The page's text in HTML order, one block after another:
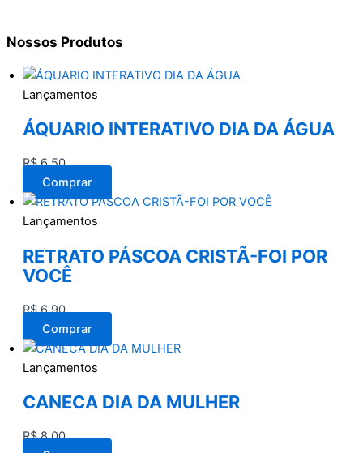
Nossos Produtos
Lançamentos
ÁQUARIO INTERATIVO DIA DA ÁGUA
R$6,50
Comprar
Lançamentos
RETRATO PÁSCOA CRISTÃ-FOI POR
VOCÊ
R$6,90
Comprar
Lançamentos
CANECA DIA DA MULHER
R$8,00